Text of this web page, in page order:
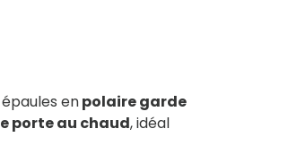
enpolaire garde
porte au chaud, idéal